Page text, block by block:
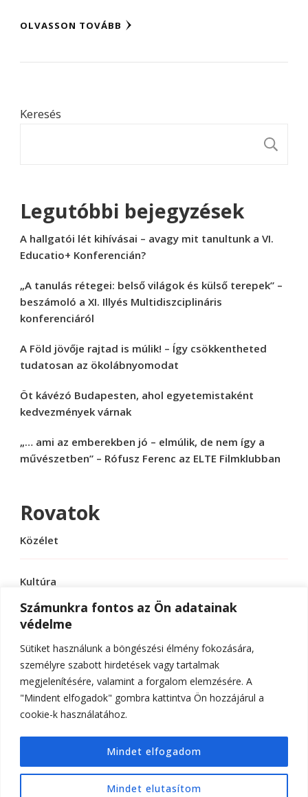
Számunkra fontos az Ön adatainak
védelme
Sütiket használunk a böngészési élmény fokozására,
személyre szabott hirdetések vagy tartalmak
megjelenítésére, valamint a forgalom elemzésére. A
"Mindent elfogadok" gombra kattintva Ön hozzájárul a
cookie-k használatához.
Mindet elutasítom
Mindet elfogadom
OLVASSON TOVÁBB
Keresés
Legutóbbi bejegyzések
A hallgatói lét kihívásai – avagy mit tanultunk a VI.
Educatio+ Konferencián?
„A tanulás rétegei: belső világok és külső terepek” –
beszámoló a XI. Illyés Multidiszciplináris
konferenciáról
A Föld jövője rajtad is múlik! – Így csökkentheted
tudatosan az ökolábnyomodat
Öt kávézó Budapesten, ahol egyetemistaként
kedvezmények várnak
„… ami az emberekben jó – elmúlik, de nem így a
művészetben” – Rófusz Ferenc az ELTE Filmklubban
Rovatok
Közélet
Kultúra
Sport
Tudomány
© Szerzői jog 2026ELTE Online
fenntartva.Hello Fashion | FejlesztetteBlossom
Themes.Készítette: WordPress